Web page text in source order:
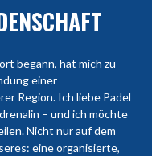
begann, hat mich zu
einer
Region. Ich liebe Padel
– und ich möchte
Nicht nur auf dem
eine organisierte,